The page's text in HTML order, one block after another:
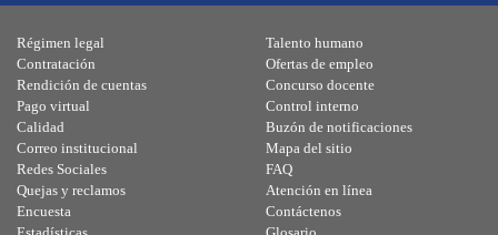
Régimen legal
Contratación
Rendición de cuentas
Pago virtual
Calidad
Talento humano
Ofertas de empleo
Concurso docente
Control interno
Buzón de notificaciones
Correo institucional
Redes Sociales
Quejas y reclamos
Encuesta
Mapa del sitio
FAQ
Atención en línea
Contáctenos